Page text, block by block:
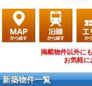
掲載物件以外に
お気軽に
新築物件一覧